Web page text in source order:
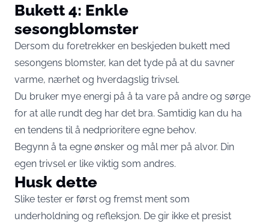
Bukett 4: Enkle
sesongblomster
Dersom du foretrekker en beskjeden bukett med
sesongens blomster, kan det tyde på at du savner
varme, nærhet og hverdagslig trivsel.
Du bruker mye energi på å ta vare på andre og sørge
for at alle rundt deg har det bra. Samtidig kan du ha
en tendens til å nedprioritere egne behov.
Begynn å ta egne ønsker og mål mer på alvor. Din
egen trivsel er like viktig som andres.
Husk dette
Slike tester er først og fremst ment som
underholdning og refleksjon. De gir ikke et presist